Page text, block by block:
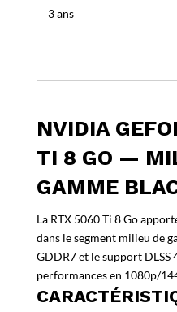
Windforce
3 ans
NVIDIA
TI 8 GO —
GAMME
La RTX 5060 Ti 8 Go
dans le segment milieu de
GDDR7 et le support DLSS
performances en 1080p/